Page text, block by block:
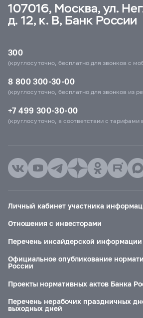
107016, Москва, ул.
д. 12, к. В, Банк России
300
(круглосуточно, бесплатно для звонков с
8 800 300-30-00
(круглосуточно, бесплатно для звонков из
+7 499 300-30-00
(круглосуточно, в соответствии с тарифами
Личный кабинет участника
Отношения с инвесторами
Перечень инсайдерской
Официальное опубликование
России
Проекты нормативных актов Банка
Перечень нерабочих праздничных
выходных дней